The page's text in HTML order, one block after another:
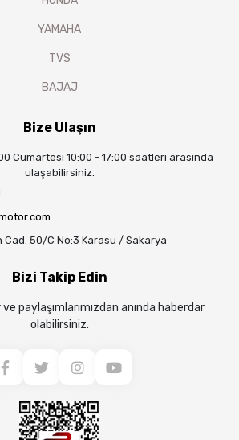
YAMAHA
TVS
BAJAJ
Bize Ulaşın
Cumartesi 10:00 - 17:00 saatleri arasında
ulaşabilirsiniz.
Cad. 50/C No:3 Karasu / Sakarya
Bizi Takip Edin
paylaşımlarımızdan anında haberdar
olabilirsiniz.